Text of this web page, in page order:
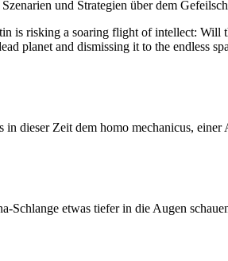
und Strategien über dem
risking a soaring flight of intellect: Will
planet and dismissing it to the endless
dieser Zeit dem homo mechanicus,
etwas tiefer in die Augen